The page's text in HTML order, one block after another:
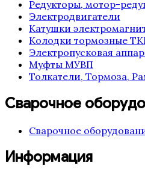
Редукторы, мотор-
Электродвигатели
Катушки
Колодки тормозные
Электропусковая
Муфты МУВП
Толкатели, Тормоза,
Сварочное
Сварочное
Информация